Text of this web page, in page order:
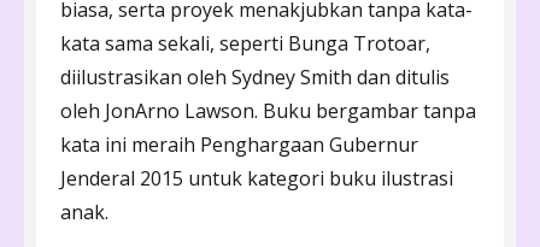
biasa, serta proyek menakjubkan tanpa kata-
kata sama sekali, seperti Bunga Trotoar,
diilustrasikan oleh Sydney Smith dan ditulis
oleh JonArno Lawson. Buku bergambar tanpa
kata ini meraih Penghargaan Gubernur
Jenderal 2015 untuk kategori buku ilustrasi
anak.